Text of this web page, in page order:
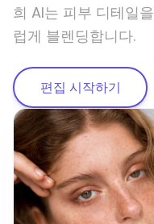
희 AI는 피부 디테일
럽게 블렌딩합니다.
편집 시작하기